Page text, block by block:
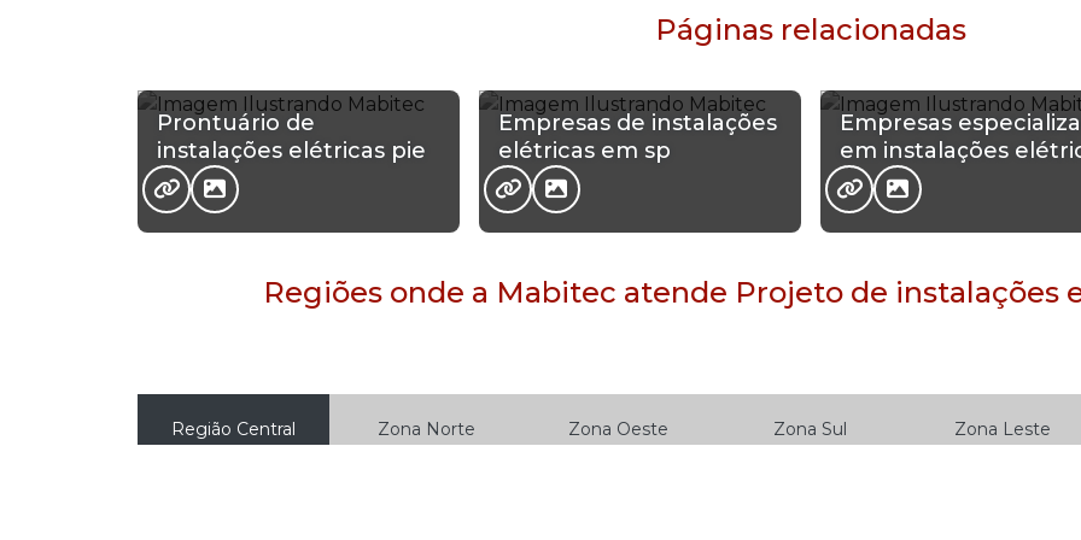
Páginas relacionadas
Prontuário de
instalações elétricas pie
Empresas de instalações
elétricas em sp
Empresas
em instalações
Regiões onde a Mabitec atende Projeto de instalações
Região Central Zona Norte Zona Oeste Zona Sul Zona Leste